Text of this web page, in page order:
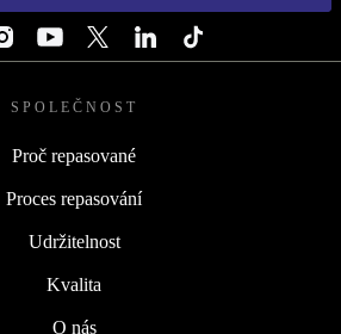
SPOLEČNOST
Proč repasované
Proces repasování
Udržitelnost
Kvalita
O nás